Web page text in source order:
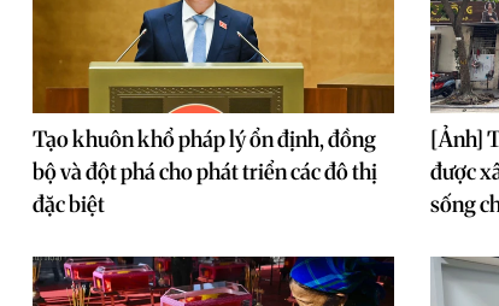
Tạo khuôn khổ pháp lý ổn định, đồng
bộ và đột phá cho phát triển các đô thị
đặc biệt
[Ảnh]
được
sống